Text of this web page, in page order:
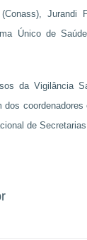
Único de
da Vigilância
de